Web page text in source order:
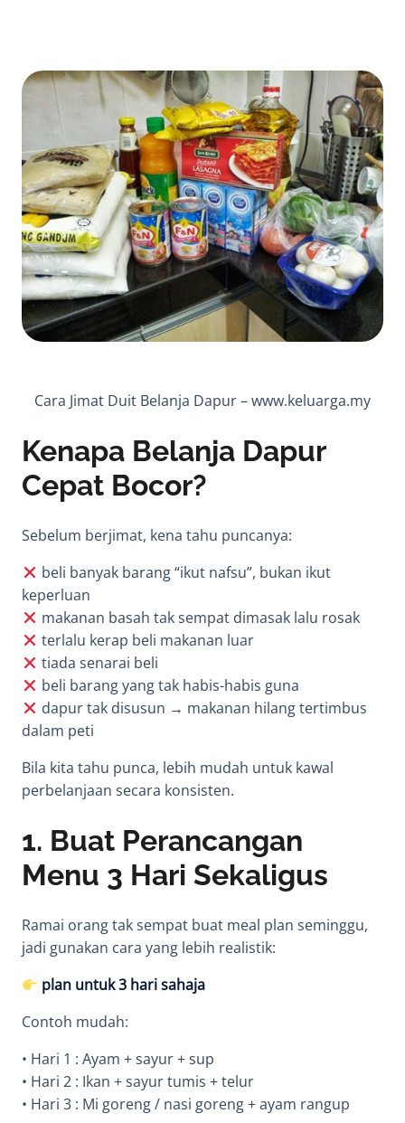
Cara Jimat Duit Belanja Dapur –www.keluarga.my
Kenapa Belanja Dapur
Cepat Bocor?
Sebelum berjimat, kena tahu puncanya:
beli banyak barang “ikut nafsu”, bukan ikut
keperluan
makanan basah tak sempat dimasak lalu rosak
terlalu kerap beli makanan luar
tiada senarai beli
beli barang yang tak habis-habis guna
dapur tak disusun → makanan hilang tertimbus
dalam peti
Bila kita tahu punca, lebih mudah untuk kawal
perbelanjaan secara konsisten.
1. Buat Perancangan
Menu 3 Hari Sekaligus
Ramai orang tak sempat buat meal plan seminggu,
jadi gunakan cara yang lebih realistik:
plan untuk 3 hari sahaja
Contoh mudah:
• Hari 1 : Ayam + sayur + sup
• Hari 2 : Ikan + sayur tumis + telur
• Hari 3 : Mi goreng / nasi goreng + ayam rangup